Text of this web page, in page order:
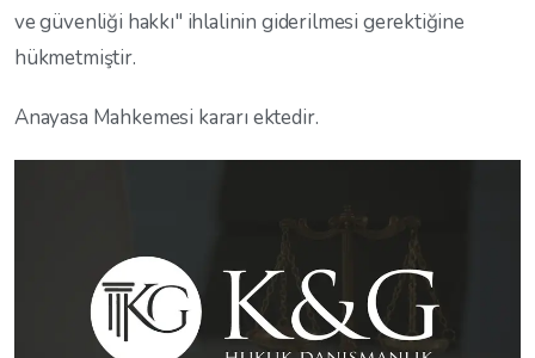
ve güvenliği hakkı" ihlalinin giderilmesi gerektiğine
hükmetmiştir.
Anayasa Mahkemesi kararı ektedir.